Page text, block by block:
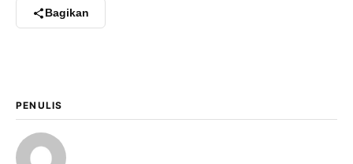
Bagikan
PENULIS